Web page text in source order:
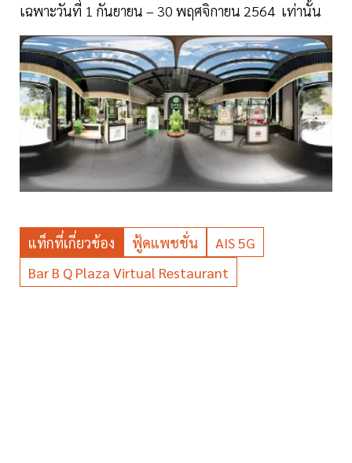
เฉพาะวันที่ 1 กันยายน – 30 พฤศจิกายน 2564 เท่านั้น
แท็กที่เกี่ยวข้อง ฟู้ดแพชชั่น
AIS 5G
Bar B Q Plaza Virtual Restaurant